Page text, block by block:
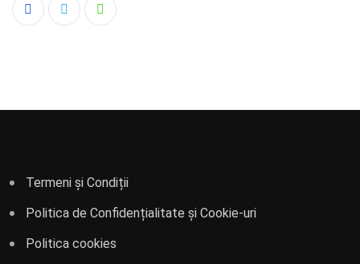
Whatsapp
Termeni și Condiții
Politica de Confidențialitate și Cookie-uri
Politica cookies